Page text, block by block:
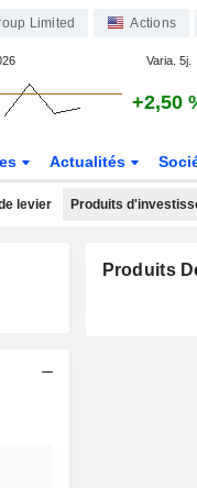
Limited Actions
Varia. 5j.
+2,50
Actualités
levier Produits
Produits